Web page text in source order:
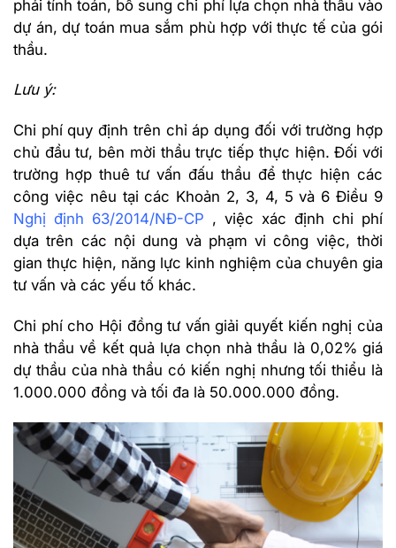
phải tính toán, bổ sung chi phí lựa chọn nhà thầu vào
dự án, dự toán mua sắm phù hợp với thực tế của gói
thầu.
Lưu ý:
Chi phí quy định trên chỉ áp dụng đối với trường hợp
chủ đầu tư, bên mời thầu trực tiếp thực hiện. Đối với
trường hợp thuê tư vấn đấu thầu để thực hiện các
công việc nêu tại các Khoản 2, 3, 4, 5 và 6 Điều 9
Nghị định 63/2014/NĐ-CP , việc xác định chi phí
dựa trên các nội dung và phạm vi công việc, thời
gian thực hiện, năng lực kinh nghiệm của chuyên gia
tư vấn và các yếu tố khác.
Chi phí cho Hội đồng tư vấn giải quyết kiến nghị của
nhà thầu về kết quả lựa chọn nhà thầu là 0,02% giá
dự thầu của nhà thầu có kiến nghị nhưng tối thiểu là
1.000.000 đồng và tối đa là 50.000.000 đồng.